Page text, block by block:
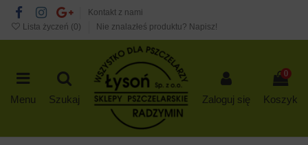
Kontakt z nami
Lista życzeń (0) Nie znalazłeś produktu? Napisz!
Menu Szukaj Zaloguj się
0
Koszyk